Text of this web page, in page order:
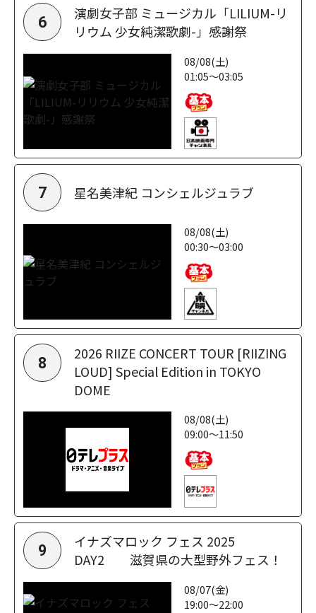
6
演劇女子部 ミュージカル「LILIUM-リ
リウム 少女純潔歌劇-」感謝祭
08/08(土)
01:05～03:05
7 星名美津紀 コンシェルジュラブ
08/08(土)
00:30～03:00
8
2026 RIIZE CONCERT TOUR [RIIZING
LOUD] Special Edition in TOKYO
DOME
08/08(土)
09:00～11:50
9
イナズマロック フェス 2025
DAY2 滋賀県の大型野外フェス！
08/07(金)
19:00～22:00